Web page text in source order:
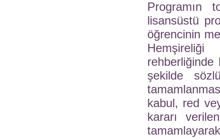
Programın
lisansüstü
öğrencinin
rehberliğinde
şekilde
kabul, red
kararı